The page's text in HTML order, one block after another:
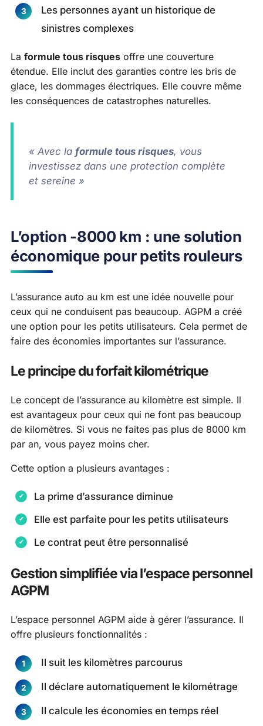
Les personnes ayant un historique de
sinistres complexes
La formule tous risques offre une couverture
étendue. Elle inclut des garanties contre les bris de
glace, les dommages électriques. Elle couvre même
les conséquences de catastrophes naturelles.
« Avec la formule tous risques, vous
investissez dans une protection complète
et sereine »
L’option -8000 km : une solution
économique pour petits rouleurs
L’assurance auto au km est une idée nouvelle pour
ceux qui ne conduisent pas beaucoup. AGPM a créé
une option pour les petits utilisateurs. Cela permet de
faire des économies importantes sur l’assurance.
Le principe du forfait kilométrique
Le concept de l’assurance au kilomètre est simple. Il
est avantageux pour ceux qui ne font pas beaucoup
de kilomètres. Si vous ne faites pas plus de 8000 km
par an, vous payez moins cher.
Cette option a plusieurs avantages :
La prime d’assurance diminue
Elle est parfaite pour les petits utilisateurs
Le contrat peut être personnalisé
Gestion simplifiée via l’espace personnel
AGPM
L’espace personnel AGPM aide à gérer l’assurance. Il
offre plusieurs fonctionnalités :
Il suit les kilomètres parcourus
Il déclare automatiquement le kilométrage
Il calcule les économies en temps réel